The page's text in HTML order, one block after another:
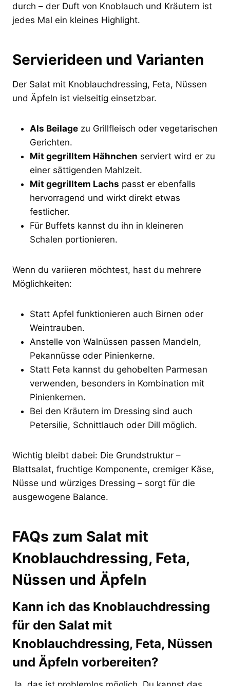
durch – der Duft von Knoblauch und Kräutern ist
jedes Mal ein kleines Highlight.
Servierideen und Varianten
Der Salat mit Knoblauchdressing, Feta, Nüssen
und Äpfeln ist vielseitig einsetzbar.
Als Beilage zu Grillfleisch oder vegetarischen
Gerichten.
Mit gegrilltem Hähnchen serviert wird er zu
einer sättigenden Mahlzeit.
Mit gegrilltem Lachs passt er ebenfalls
hervorragend und wirkt direkt etwas
festlicher.
Für Buffets kannst du ihn in kleineren
Schalen portionieren.
Wenn du variieren möchtest, hast du mehrere
Möglichkeiten:
Statt Apfel funktionieren auch Birnen oder
Weintrauben.
Anstelle von Walnüssen passen Mandeln,
Pekannüsse oder Pinienkerne.
Statt Feta kannst du gehobelten Parmesan
verwenden, besonders in Kombination mit
Pinienkernen.
Bei den Kräutern im Dressing sind auch
Petersilie, Schnittlauch oder Dill möglich.
Wichtig bleibt dabei: Die Grundstruktur –
Blattsalat, fruchtige Komponente, cremiger Käse,
Nüsse und würziges Dressing – sorgt für die
ausgewogene Balance.
FAQs zum Salat mit
Knoblauchdressing, Feta,
Nüssen und Äpfeln
Kann ich das Knoblauchdressing
für den Salat mit
Knoblauchdressing, Feta, Nüssen
und Äpfeln vorbereiten?